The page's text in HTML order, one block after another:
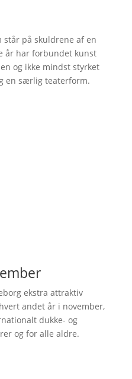
står på skuldrene af en
år har forbundet kunst
og ikke mindst styrket
en særlig teaterform.
ekstra attraktiv
andet år i november,
dukke- og
og for alle aldre.